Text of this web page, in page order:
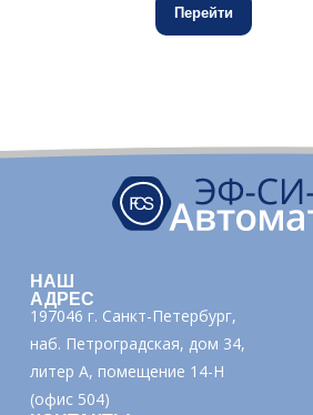
Перейти
НАШ
АДРЕС
197046 г. Санкт-Петербург,
наб. Петроградская, дом 34,
литер А, помещение 14-Н
(офис 504)